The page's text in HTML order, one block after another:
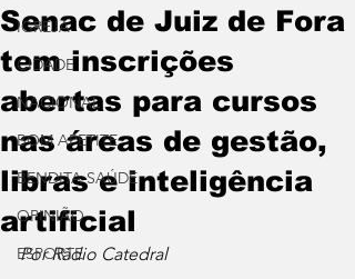
IGREJA
CIDADE
NACIONAL
BOM APETITE
BENDITA SAÚDE
OPINIÃO
ESPORTE
Senac de Juiz de Fora
tem inscrições
abertas para cursos
nas áreas de gestão,
libras e inteligência
artificial
Por Rádio Catedral